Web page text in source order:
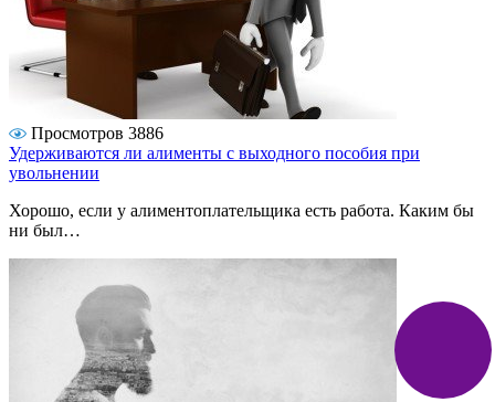
Просмотров 3886
Удерживаются ли алименты с выходного пособия при
увольнении
Хорошо, если у алиментоплательщика есть работа. Каким бы
ни был…